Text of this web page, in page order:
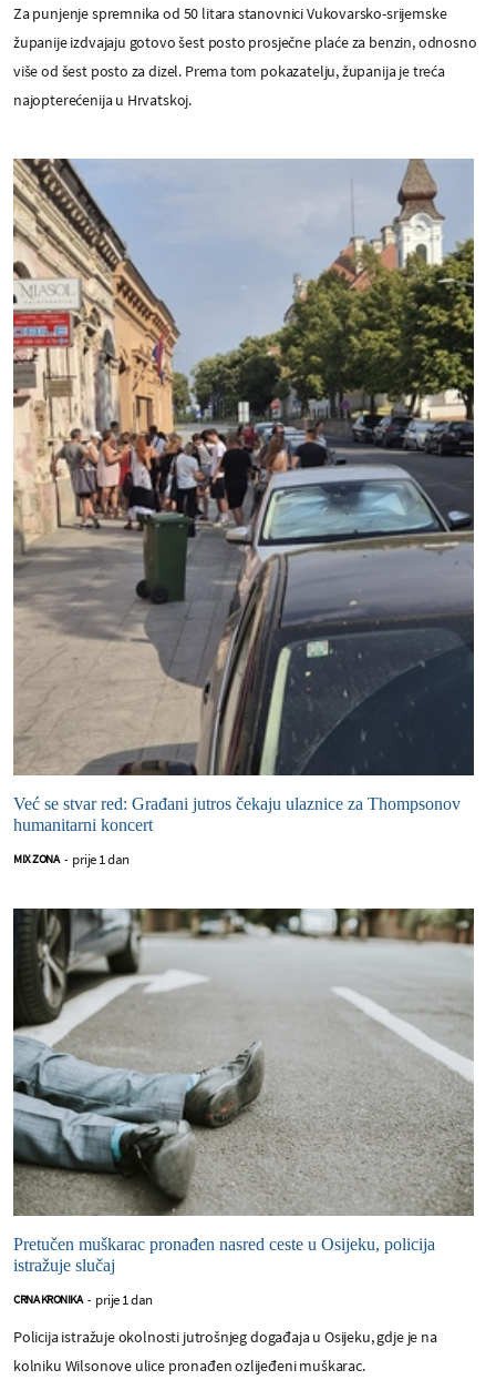
Za punjenje spremnika od 50 litara stanovnici Vukovarsko-srijemske
županije izdvajaju gotovo šest posto prosječne plaće za benzin, odnosno
više od šest posto za dizel. Prema tom pokazatelju, županija je treća
najopterećenija u Hrvatskoj.
Već se stvar red: Građani jutros čekaju ulaznice za Thompsonov
humanitarni koncert
MIX ZONA - prije 1 dan
Pretučen muškarac pronađen nasred ceste u Osijeku, policija
istražuje slučaj
CRNA KRONIKA - prije 1 dan
Policija istražuje okolnosti jutrošnjeg događaja u Osijeku, gdje je na
kolniku Wilsonove ulice pronađen ozlijeđeni muškarac.